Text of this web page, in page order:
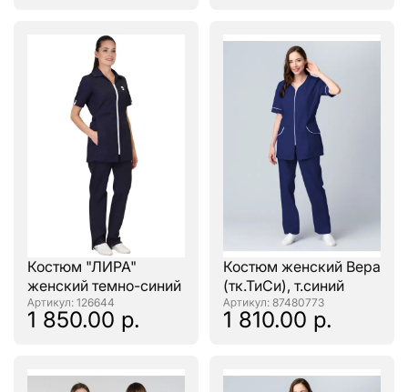
Костюм "ЛИРА"
женский темно-синий
: 126644
1 850.00 р.
Костюм женский Вера
(тк.ТиСи), т.синий
: 87480773
1 810.00 р.